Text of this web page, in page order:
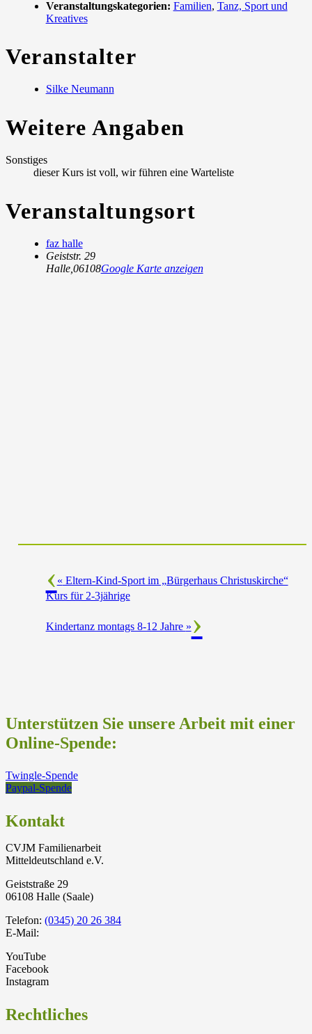
Veranstaltungskategorien: Familien, Tanz, Sport und
Kreatives
Veranstalter
Silke Neumann
Weitere Angaben
Sonstiges
dieser Kurs ist voll, wir führen eine Warteliste
Veranstaltungsort
faz halle
Geiststr. 29
Halle, 06108Google Karte anzeigen
« Eltern-Kind-Sport im „Bürgerhaus Christuskirche“
Kurs für 2-3jährige
Kindertanz montags 8-12 Jahre »
Unterstützen Sie unsere Arbeit mit einer
Online-Spende:
Twingle-Spende
Paypal-Spende
Kontakt
CVJM Familienarbeit
Mitteldeutschland e.V.
Geiststraße 29
06108 Halle (Saale)
Telefon: (0345) 20 26 384
E-Mail:
YouTube
Facebook
Instagram
Rechtliches